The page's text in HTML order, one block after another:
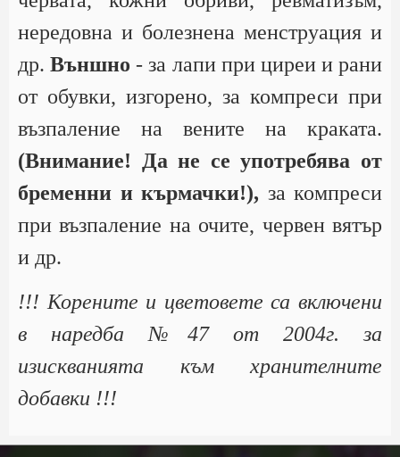
нередовна и болезнена менструация и
др.Външно - за лапи при циреи и рани
от обувки, изгорено, за компреси при
възпаление на вените на краката.
(Внимание! Да не се употребява от
бременни и кърмачки!), за компреси
при възпаление на очите, червен вятър
и др.
!!! Корените и цветовете са включени
в наредба №47 от 2004г. за
изискванията към хранителните
добавки !!!